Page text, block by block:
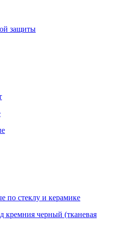
защиты
по стеклу и керамике
кремния черный (тканевая